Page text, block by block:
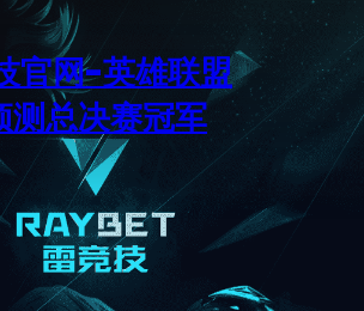
官网-英雄联盟
总决赛冠军